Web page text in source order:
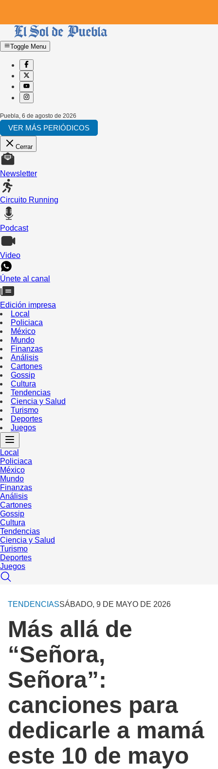
Toggle Menu
Puebla 6 de agosto de 2026
VER MÁS PERIÓDICOS
Cerrar
Newsletter
Circuito Running
Podcast
Video
Únete al canal
Edición impresa
Local
Policiaca
México
Mundo
Finanzas
Análisis
Cartones
Gossip
Cultura
Tendencias
Ciencia y Salud
Turismo
Deportes
Juegos
Local
Policiaca
México
Mundo
Finanzas
Análisis
Cartones
Gossip
Cultura
Tendencias
Ciencia y Salud
Turismo
Deportes
Juegos
TENDENCIASSÁBADO, 9 DE MAYO DE 2026
Más allá de
“Señora,
Señora”:
canciones para
dedicarle a mamá
este 10 de mayo